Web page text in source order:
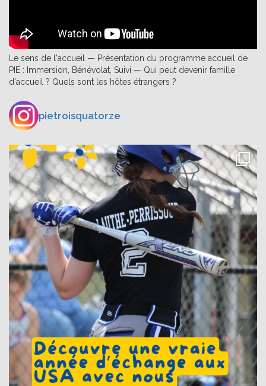
Le sens de l'accueil — Présentation du programme accueil de
PIE : Immersion, Bénévolat, Suivi — Qui peut devenir famille
d'accueil ? Quels sont les hôtes étrangers ?
pietroisquatorze